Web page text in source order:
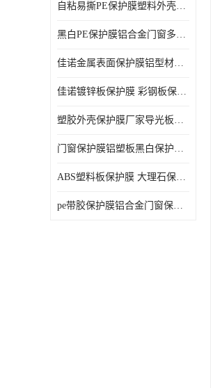
自粘易撕PE保护膜塑料外壳导光板亚克力板膜操作方便
黑白PE保护膜铝合金门窗多种颜色支持定制生产
佳诺金属表面保护膜铝型材保护膜不留残胶铝合金窗框保护胶带
佳诺镀锌板保护膜 彩钢板保护pe保护膜
塑胶外壳保护膜厂家导光板保护膜 铝单板保护膜胶带易撕不留胶
门窗保护膜铝塑板黑白保护膜外墙保温板保护膜
ABS塑料板保护膜 大理石保护膜 缠鱼竿保护膜
pe带胶保护膜铝合金门窗保护不锈钢板保护膜大理石建筑材料保护